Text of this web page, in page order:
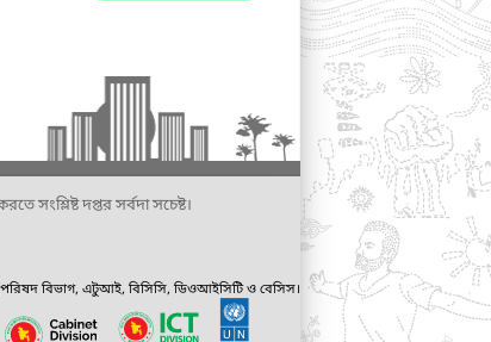
সংশ্লিষ্ট দপ্তর সর্বদা সচেষ্ট।
বিভাগ, এটুআই, বিসিসি, ডিওআইসিটি ও বেসিস।